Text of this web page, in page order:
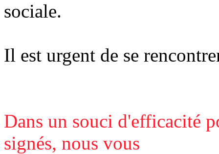
sociale.
Il est urgent de se
Dans un souci d'efficacité
signés, nous vous